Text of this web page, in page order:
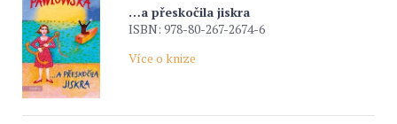
…a přeskočila jiskra
ISBN: 978-80-267-2674-6
Více o knize